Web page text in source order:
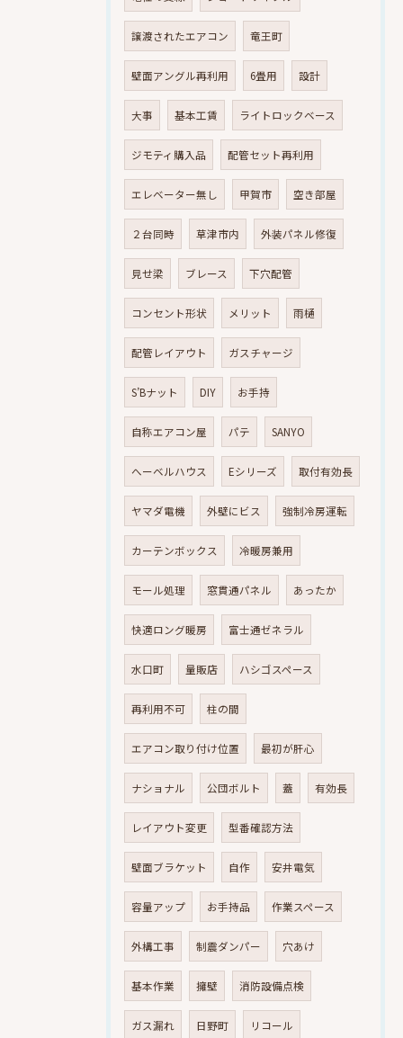
譲渡されたエアコン 竜王町
壁面アングル再利用 6畳用 設計
大事 基本工賃 ライトロックベース
ジモティ購入品 配管セット再利用
エレベーター無し 甲賀市 空き部屋
２台同時 草津市内 外装パネル修復
見せ梁 ブレース 下穴配管
コンセント形状 メリット 雨樋
配管レイアウト ガスチャージ
S’Bナット DIY お手持
自称エアコン屋 パテ SANYO
へーベルハウス Eシリーズ 取付有効長
ヤマダ電機 外壁にビス 強制冷房運転
カーテンボックス 冷暖房兼用
モール処理 窓貫通パネル あったか
快適ロング暖房 富士通ゼネラル
水口町 量販店 ハシゴスペース
再利用不可 柱の間
エアコン取り付け位置 最初が肝心
ナショナル 公団ボルト 蓋 有効長
レイアウト変更 型番確認方法
壁面ブラケット 自作 安井電気
容量アップ お手持品 作業スペース
外構工事 制震ダンパー 穴あけ
基本作業 擁壁 消防設備点検
ガス漏れ 日野町 リコール